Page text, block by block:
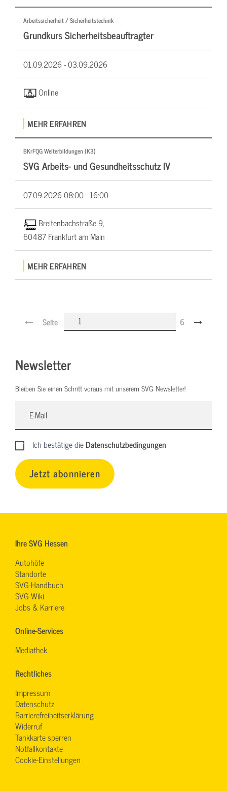
Arbeitssicherheit / Sicherheitstechnik
Grundkurs Sicherheitsbeauftragter
01.09.2026 -03.09.2026
Online
MEHR ERFAHREN
BKrFQG Weiterbildungen (K3)
SVG Arbeits- und Gesundheitsschutz IV
07.09.202608:00 - 16:00
Breitenbachstraße 9,
60487 Frankfurt am Main
MEHR ERFAHREN
Seite 6
Newsletter
Bleiben Sie einen Schritt voraus mit unserem SVG Newsletter!
Ich bestätige dieDatenschutzbedingungen
Jetzt abonnieren
Ihre SVG Hessen
Autohöfe
Standorte
SVG-Handbuch
SVG-Wiki
Jobs & Karriere
Online-Services
Mediathek
Rechtliches
Impressum
Datenschutz
Barrierefreiheitserklärung
Widerruf
Tankkarte sperren
Notfallkontakte
Cookie-Einstellungen